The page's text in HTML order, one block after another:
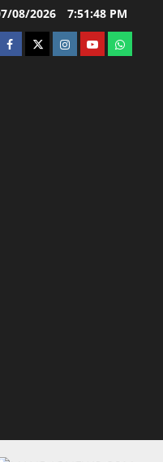
08/2026 7:51:49 PM
facebooktwitterinstagram.com
youtubewhatsapp